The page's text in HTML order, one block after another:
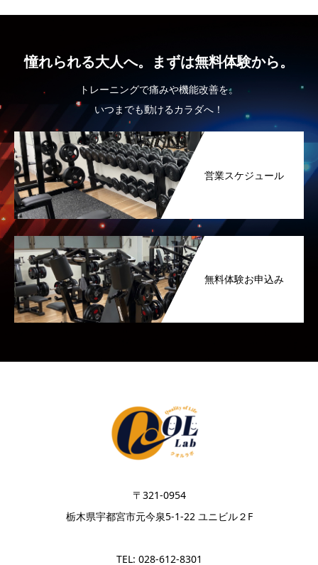
憧れられる大人へ。まずは無料体験から。
トレーニングで痛みや機能改善を。
いつまでも動けるカラダへ！
営業スケジュール
無料体験お申込み
〒321-0954
栃木県宇都宮市元今泉5-1-22 ユニビル２F
TEL: 028-612-8301